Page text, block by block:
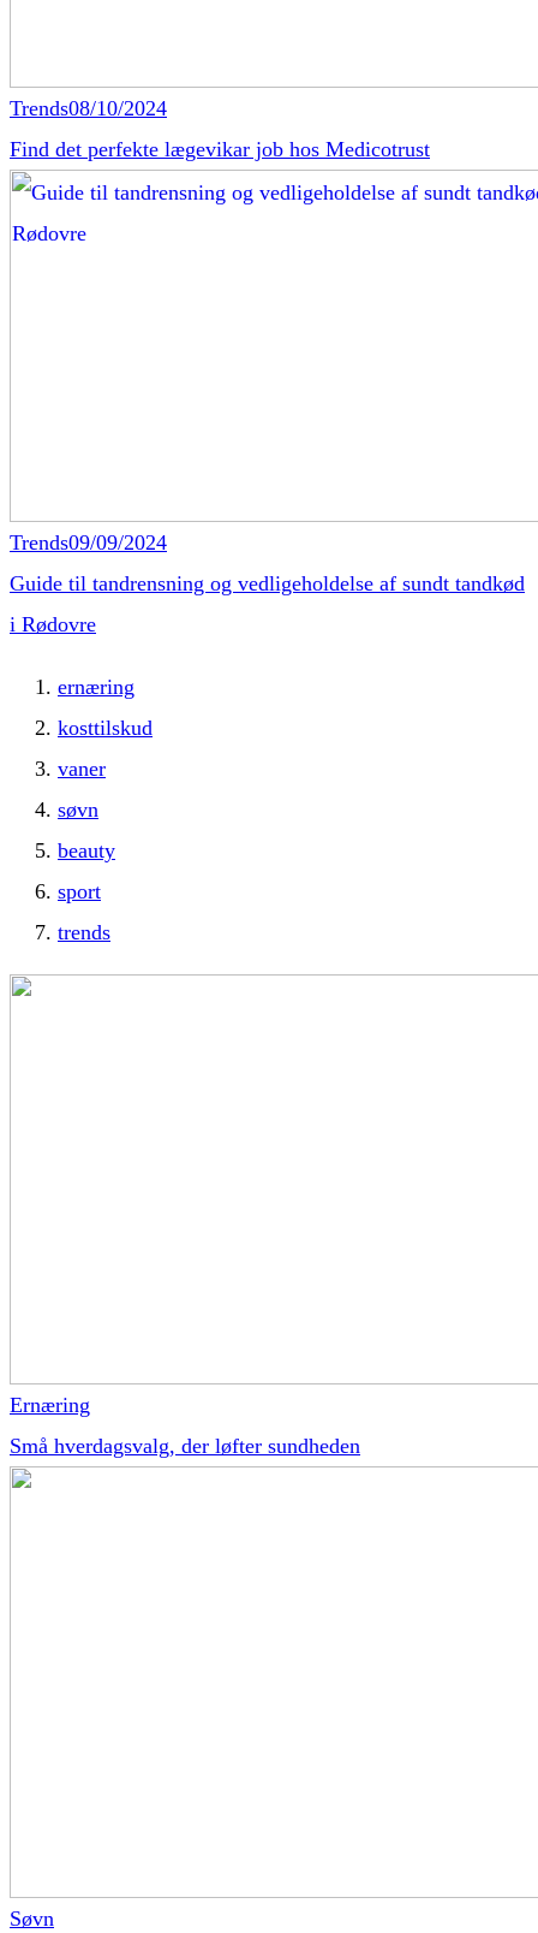
Trends08/10/2024
Find det perfekte lægevikar job hos Medicotrust
Trends09/09/2024
Guide til tandrensning og vedligeholdelse af sundt tandkød
i Rødovre
ernæring
kosttilskud
vaner
søvn
beauty
sport
trends
Ernæring
Små hverdagsvalg, der løfter sundheden
Søvn